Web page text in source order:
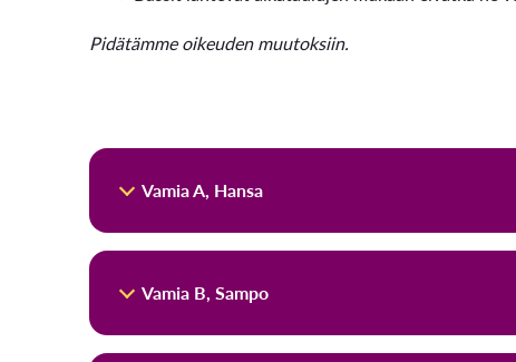
Pidätämme oikeuden muutoksiin.
Vamia A, Hansa
Vamia A, Hansa
Vamia B, Sampo